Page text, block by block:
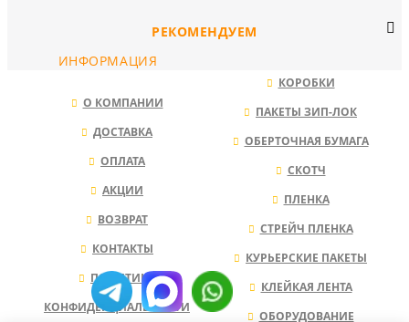
РЕКОМЕНДУЕМ
КОРОБКИ
ПАКЕТЫ ЗИП-ЛОК
ОБЕРТОЧНАЯ БУМАГА
СКОТЧ
ПЛЕНКА
СТРЕЙЧ ПЛЕНКА
КУРЬЕРСКИЕ ПАКЕТЫ
КЛЕЙКАЯ ЛЕНТА
ОБОРУДОВАНИЕ
ИНФОРМАЦИЯ
О КОМПАНИИ
ДОСТАВКА
ОПЛАТА
АКЦИИ
ВОЗВРАТ
КОНТАКТЫ
ПОЛИТИКА
КОНФИДЕНЦИАЛЬНОСТИ